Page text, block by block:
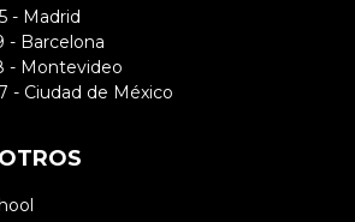
- Madrid
- Barcelona
- Montevideo
- Ciudad de México